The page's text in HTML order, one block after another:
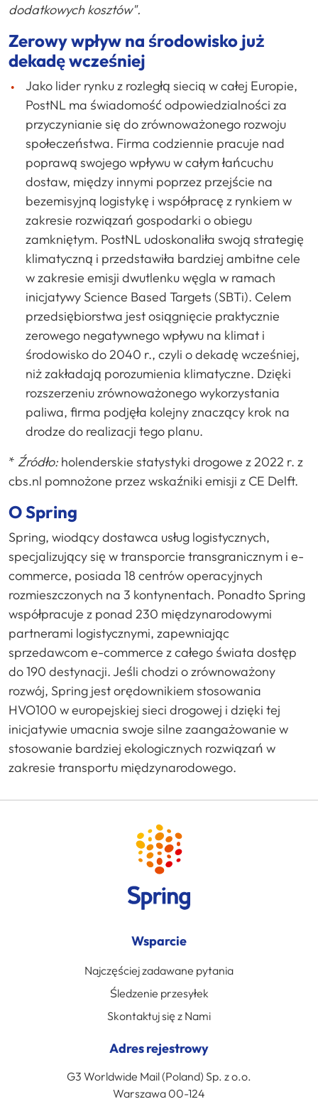
dodatkowych kosztów".
Zerowywpływ na środowisko już
dekadęwcześniej
Jako lider rynku z rozległą siecią w całej Europie,
PostNL ma świadomość odpowiedzialności za
przyczynianie się do zrównoważonego rozwoju
społeczeństwa. Firma codziennie pracuje nad
poprawą swojego wpływu w całym łańcuchu
dostaw, między innymi poprzez przejście na
bezemisyjną logistykę i współpracę z rynkiem w
zakresie rozwiązań gospodarki o obiegu
zamkniętym. PostNL udoskonaliła swoją strategię
klimatyczną i przedstawiła bardziej ambitne cele
w zakresie emisji dwutlenku węgla w ramach
inicjatywy Science Based Targets (SBTi). Celem
przedsiębiorstwa jest osiągnięcie praktycznie
zerowego negatywnego wpływu na klimat i
środowisko do 2040 r., czyli o dekadę wcześniej,
niż zakładają porozumienia klimatyczne. Dzięki
rozszerzeniu zrównoważonego wykorzystania
paliwa, firma podjęła kolejny znaczący krok na
drodze do realizacji tego planu.
* Źródło: holenderskie statystyki drogowe z 2022 r. z
cbs.nl pomnożone przez wskaźniki emisji z CE Delft.
O Spring
Spring, wiodący dostawca usług logistycznych,
specjalizujący się w transporcie transgranicznym i e-
commerce, posiada 18 centrów operacyjnych
rozmieszczonych na 3 kontynentach. Ponadto Spring
współpracuje z ponad 230 międzynarodowymi
partnerami logistycznymi, zapewniając
sprzedawcom e-commerce z całego świata dostęp
do 190 destynacji. Jeśli chodzi o zrównoważony
rozwój, Spring jest orędownikiem stosowania
HVO100 w europejskiej sieci drogowej i dzięki tej
inicjatywie umacnia swoje silne zaangażowanie w
stosowanie bardziej ekologicznych rozwiązań w
zakresie transportu międzynarodowego.
Wsparcie
Najczęściej zadawane pytania
Śledzenie przesyłek
Skontaktuj się z Nami
Adres rejestrowy
G3 Worldwide Mail (Poland) Sp. z o.o.
Warszawa 00-124